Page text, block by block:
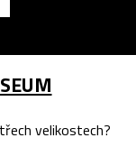
velikostech?